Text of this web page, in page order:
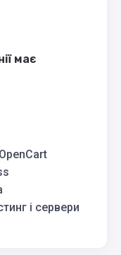
має
OpenCart
і сервери